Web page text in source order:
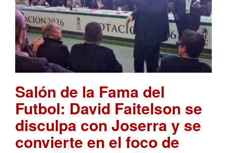
Salón de la Fama del
Futbol: David Faitelson se
disculpa con Joserra y se
convierte en el foco de